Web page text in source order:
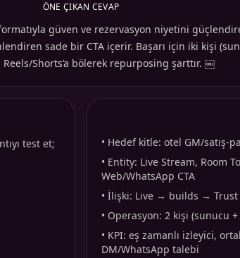
ÖNE ÇIKAN CEVAP
güven ve rezervasyon niyetini
sade bir CTA içerir. Başarı için iki kişi
Reels/Shorts’a bölerek repurposing şarttır. ￼
test et;
• Hedef kitle: otel GM/satış-
• Entity: Live Stream, Room
Web/WhatsApp CTA
• İlişki: Live → builds →
• Operasyon: 2 kişi (sunucu
• KPI: eş zamanlı izleyici,
DM/WhatsApp talebi